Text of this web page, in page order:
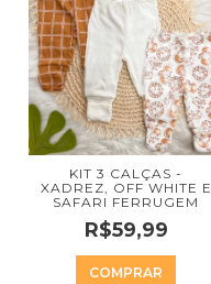
KIT 3 CALÇAS -
XADREZ, OFF WHITE E
SAFARI FERRUGEM
R$59,99
COMPRAR